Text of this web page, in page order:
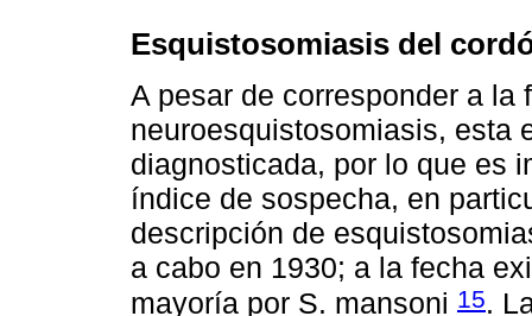
Esquistosomiasis del
A pesar de corresponder a la
neuroesquistosomiasis, esta
diagnosticada, por lo que es
índice de sospecha, en
descripción de
a cabo en 1930; a la fecha
mayoría por S. mansoni 15.